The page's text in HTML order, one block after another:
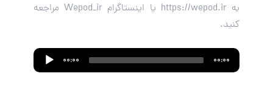
به https://wepod.ir یا اینستاگرام‌ Wepod_ir مراجعه
کنید.
Audio
Player
00:00 00:00